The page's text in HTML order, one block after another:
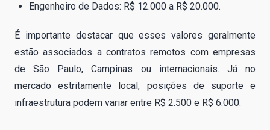
Engenheiro de Dados: R$ 12.000 a R$ 20.000.
É importante destacar que esses valores geralmente
estão associados a contratos remotos com empresas
de São Paulo, Campinas ou internacionais. Já no
mercado estritamente local, posições de suporte e
infraestrutura podem variar entre R$ 2.500 e R$ 6.000.